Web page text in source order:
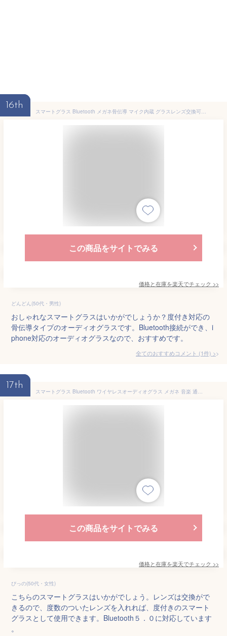
16th
スマートグラス Bluetooth メガネ骨伝導 マイク内蔵 グラスレンズ交換可能 サングラス iphone対応 度付き ワイヤレスメガネ sun 音楽再生 通話可能 高音質 軽量
この商品をサイトでみる
価格と在庫を楽天でチェック >>
どんどん(50代・男性)
おしゃれなスマートグラスはいかがでしょうか？度付き対応の
骨伝導タイプのオーディオグラスです。Bluetooth接続ができ、i
phone対応のオーディオグラスなので、おすすめです。
全てのおすすめコメント (1件) >
17th
スマートグラス Bluetooth ワイヤレスオーディオグラス メガネ 音楽 通話 対応 骨伝導イヤホン ブルートゥース ペアリング 快適 軽量 通話 IOS/Android適用
この商品をサイトでみる
価格と在庫を楽天でチェック >>
ぴっの(50代・女性)
こちらのスマートグラスはいかがでしょう。レンズは交換がで
きるので、度数のついたレンズを入れれば、度付きのスマート
グラスとして使用できます。Bluetooth５．０に対応しています
。